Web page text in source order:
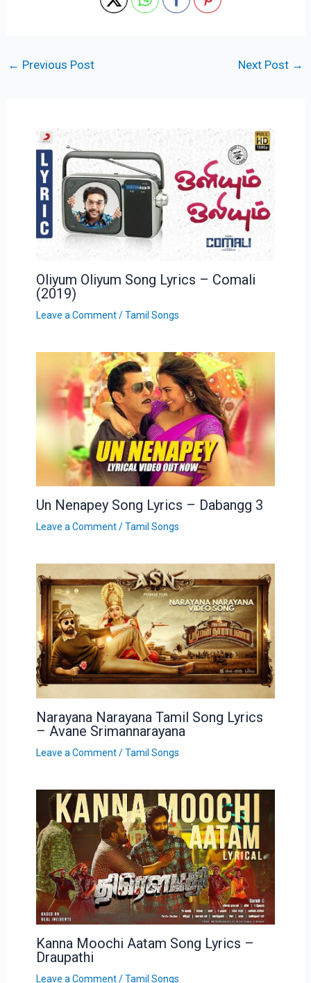
← Previous Post Next Post →
Oliyum Oliyum Song Lyrics – Comali
(2019)
Leave a Comment /Tamil Songs
Un Nenapey Song Lyrics – Dabangg 3
Leave a Comment /Tamil Songs
Narayana Narayana Tamil Song Lyrics
– Avane Srimannarayana
Leave a Comment /Tamil Songs
Kanna Moochi Aatam Song Lyrics –
Draupathi
Leave a Comment /Tamil Songs